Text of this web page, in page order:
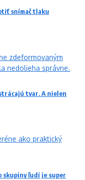
snímač tlaku
tvar. A nielen
skupiny ľudí je super